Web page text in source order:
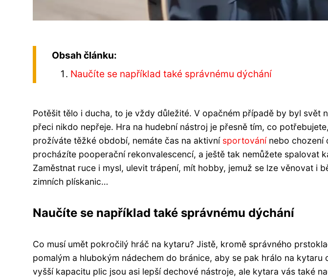
Obsah článku:
Naučíte se například také správnému dýchání
Potěšit tělo i ducha, to je vždy důležité. V opačném případě by byl svět
přeci nikdo nepřeje. Hra na hudební nástroj je přesně tím, co
prožíváte těžké období, nemáte čas na aktivní sportovánínebo chození
procházíte pooperační rekonvalescencí, a ještě tak nemůžete spalovat
Zaměstnat ruce i mysl, ulevit trápení, mít hobby, jemuž se lze věnovat i
zimních plískanic…
Naučíte se například také správnému dýchání
Co musí umět pokročilý hráč na kytaru? Jistě, kromě správného
pomalým a hlubokým nádechem do bránice, aby se pak hrálo na kytaru
vyšší kapacitu plic jsou asi lepší dechové nástroje, ale kytara vás také